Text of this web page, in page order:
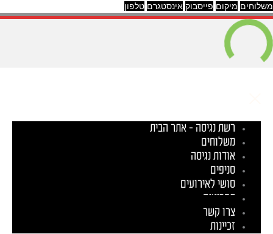
משלוחים מיקום פייסבוק אינסטגרם טלפון
רשת נגיסה – אתר הבית
משלוחים
אודות נגיסה
סניפים
סושי לאירועים
תפריטים
צרו קשר
זכיינות